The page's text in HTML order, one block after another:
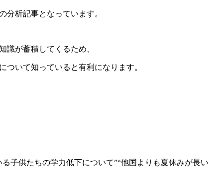
析記事となっています。
識が蓄積してくるため、
いて知っていると有利になります。
子供たちの学力低下について”“他国よりも夏休みが長い